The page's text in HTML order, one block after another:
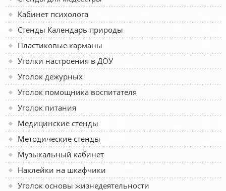
Кабинет психолога
Стенды Календарь природы
Пластиковые карманы
Уголки настроения в ДОУ
Уголок дежурных
Уголок помощника воспитателя
Уголок питания
Медицинские стенды
Методические стенды
Музыкальный кабинет
Наклейки на шкафчики
Уголок основы жизнедеятельности